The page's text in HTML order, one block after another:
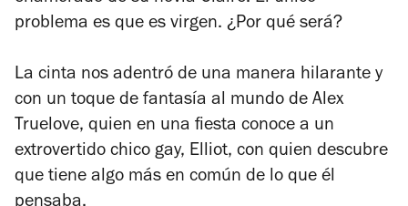
problema es que es virgen. ¿Por qué será?
La cinta nos adentró de una manera hilarante y
con un toque de fantasía al mundo de Alex
Truelove, quien en una fiesta conoce a un
extrovertido chico gay, Elliot, con quien descubre
que tiene algo más en común de lo que él